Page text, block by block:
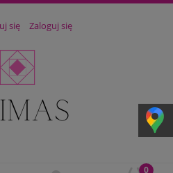
się Zaloguj się